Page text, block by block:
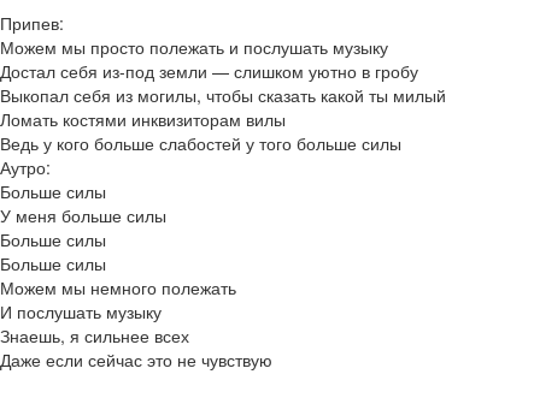
Припев:
Можем мы просто полежать и послушать музыку
Достал себя из-под земли — слишком уютно в гробу
Выкопал себя из могилы, чтобы сказать какой ты милый
Ломать костями инквизиторам вилы
Ведь у кого больше слабостей у того больше силы
Аутро:
Больше силы
У меня больше силы
Больше силы
Больше силы
Можем мы немного полежать
И послушать музыку
Знаешь, я сильнее всех
Даже если сейчас это не чувствую